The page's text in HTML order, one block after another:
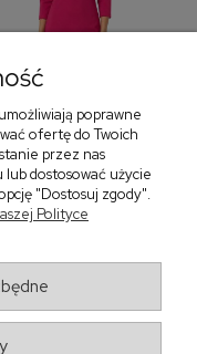
z dekoltem w
299,00 zł
poprawne
ofertę do Twoich
przez nas
lub dostosować użycie
"Dostosuj zgody".
Polityce